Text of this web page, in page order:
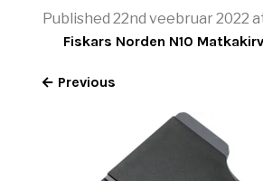
Published 22nd veebruar 2022
Fiskars Norden N10
← Previous